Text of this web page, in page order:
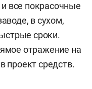
все покрасочные
в сухом,
сроки.
отражение на
проект средств.